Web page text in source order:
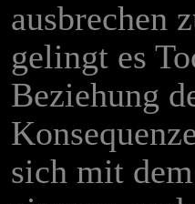
ausbrechen
gelingt es
Beziehung
sich mit